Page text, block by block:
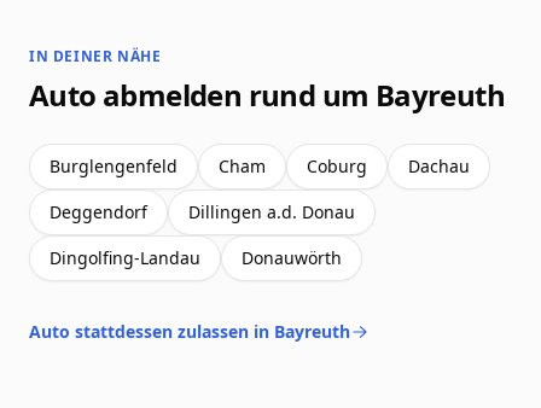
IN DEINER NÄHE
Auto abmelden rund um Bayreuth
Burglengenfeld Cham Coburg
Dachau
Deggendorf
Dillingen a.d. Donau
Dingolfing-Landau
Donauwörth
Auto stattdessen zulassen in Bayreuth